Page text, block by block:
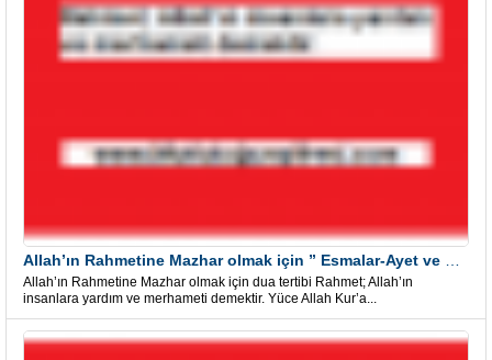
Allah’ın Rahmetine Mazhar olmak için dua tertibi Rahmet; Allah’ın
insanlara yardım ve merhameti demektir. Yüce Allah Kur’a...